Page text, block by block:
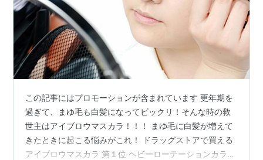
この記事にはプロモーションが含まれています 更年期を
過ぎて、まゆ毛も白髪になってビックリ！そんな時の救
世主はアイブロウマスカラ！！！ まゆ毛に白髪が増えて
きたときに起こる悩みがこれ！ ドラッグストアで買える
アイブロウマスカラ 第１位 ヘビーローテーションカラー